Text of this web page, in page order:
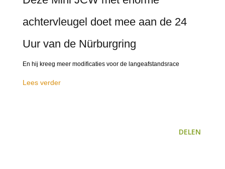
achtervleugel doet mee aan de 24
Uur van de Nürburgring
En hij kreeg meer modificaties voor de langeafstandsrace
Lees verder
DELEN